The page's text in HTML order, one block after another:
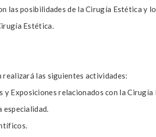
las posibilidades de la Cirugía Estética y
Estética.
realizará las siguientes actividades:
y Exposiciones relacionados con la Cirugía
especialidad.